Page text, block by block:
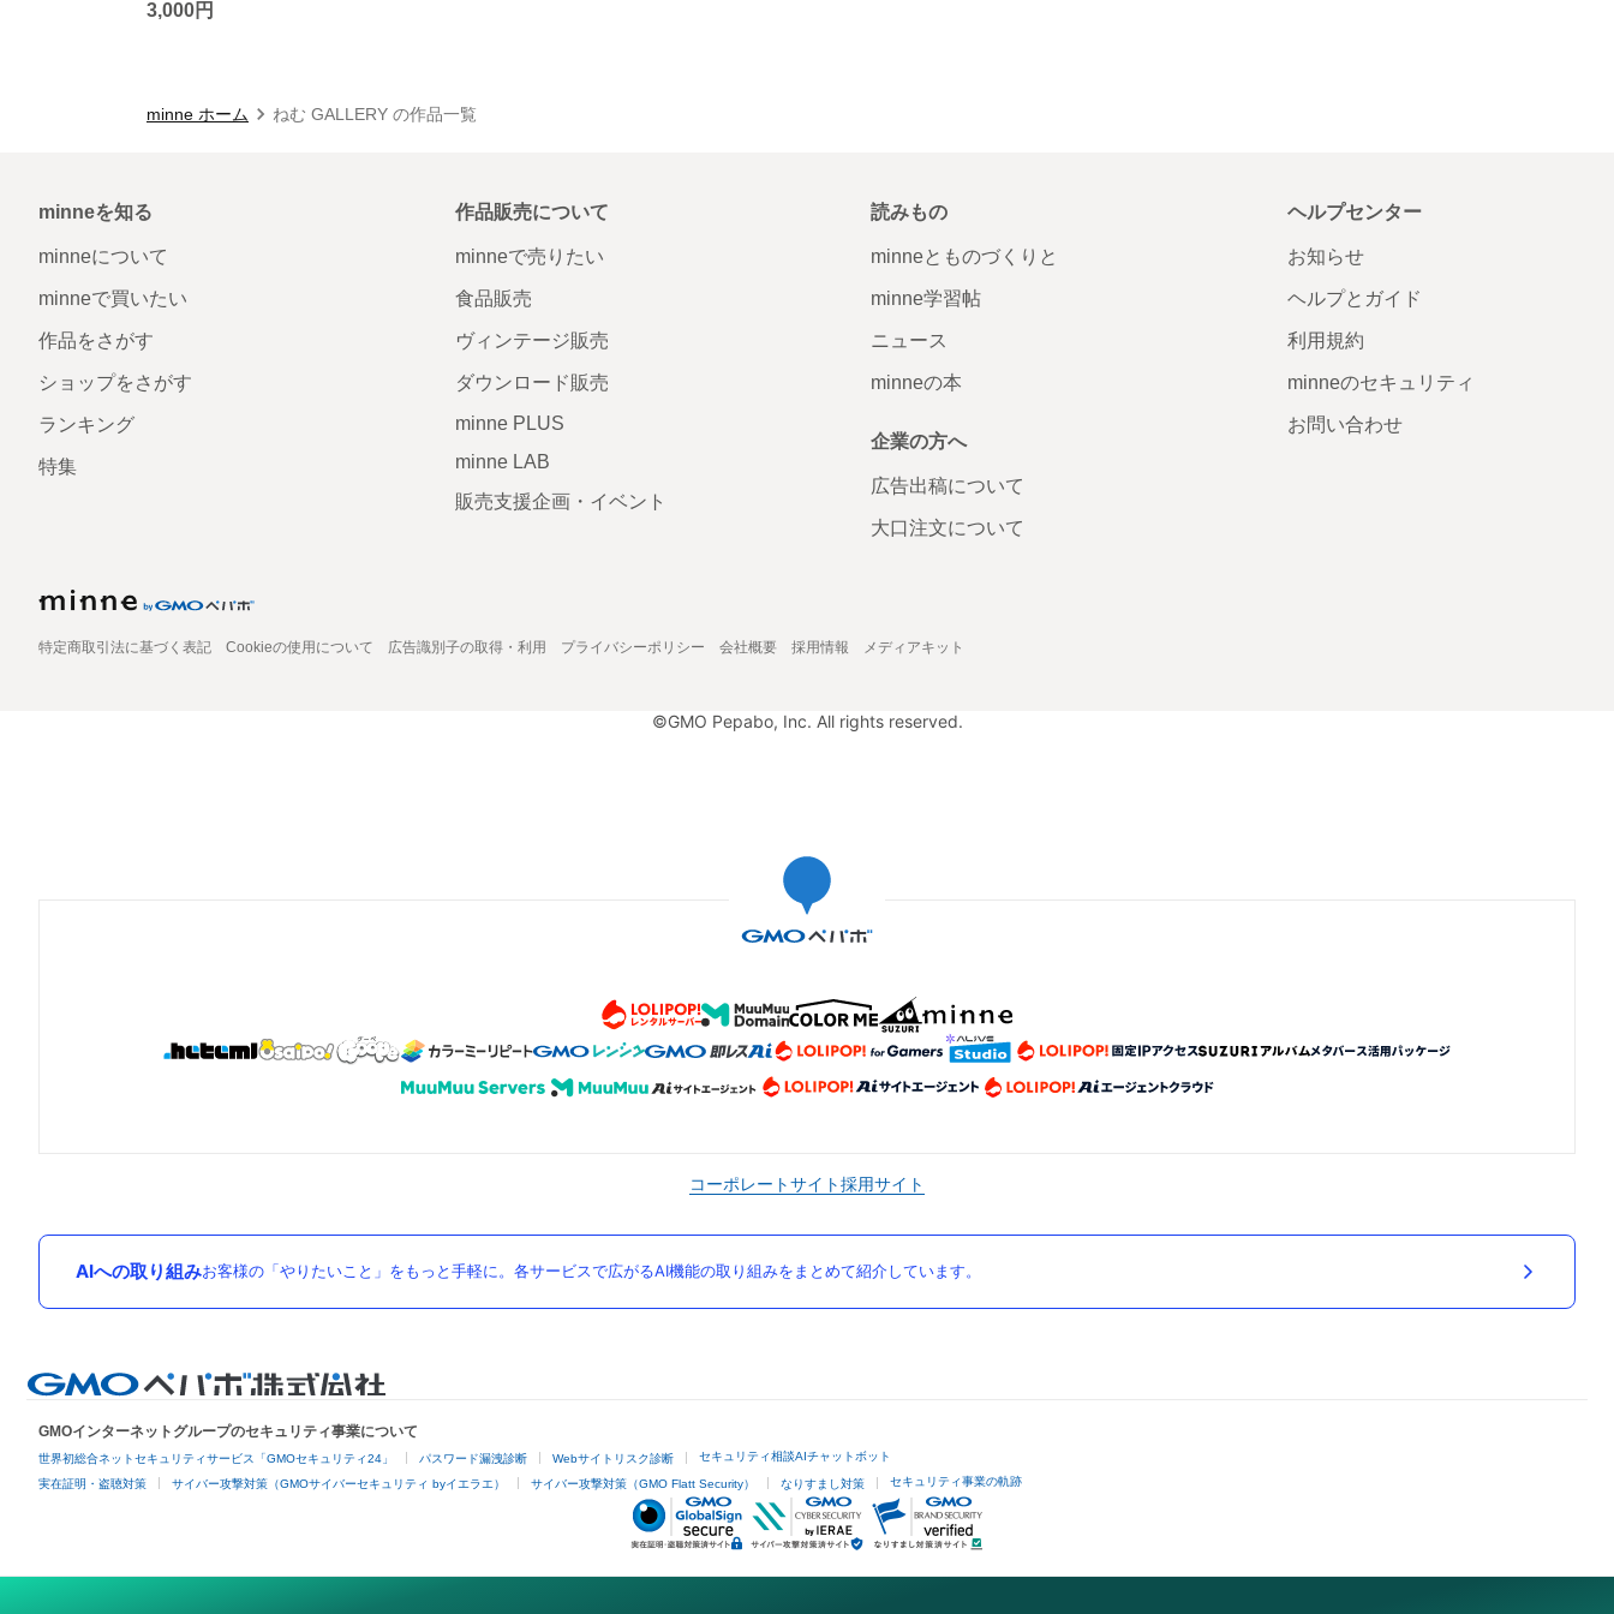
3,000円
minne ホーム ねむ GALLERY の作品一覧
minneを知る
minneについて
minneで買いたい
作品をさがす
ショップをさがす
ランキング
特集
作品販売について
minneで売りたい
食品販売
ヴィンテージ販売
ダウンロード販売
minne PLUS
minne LAB
販売支援企画・イベント
読みもの
minneとものづくりと
minne学習帖
ニュース
minneの本
企業の方へ
広告出稿について
大口注文について
ヘルプセンター
お知らせ
ヘルプとガイド
利用規約
minneのセキュリティ
お問い合わせ
特定商取引法に基づく表記 Cookieの使用について 広告識別子の取得・利用 プライバシーポリシー 会社概要 採用情報 メディアキット
©GMO Pepabo, Inc. All rights reserved.
コーポレートサイト採用サイト
AIへの取り組みお客様の「やりたいこと」をもっと手軽に。各サービスで広がるAI機能の取り組みをまとめて紹介しています。
GMOインターネットグループのセキュリティ事業について
世界初総合ネットセキュリティサービス「GMOセキュリティ24」 パスワード漏洩診断 Webサイトリスク診断 セキュリティ相談AIチャットボット
実在証明・盗聴対策 サイバー攻撃対策（GMOサイバーセキュリティ byイエラエ） サイバー攻撃対策（GMO Flatt Security） なりすまし対策 セキュリティ事業の軌跡